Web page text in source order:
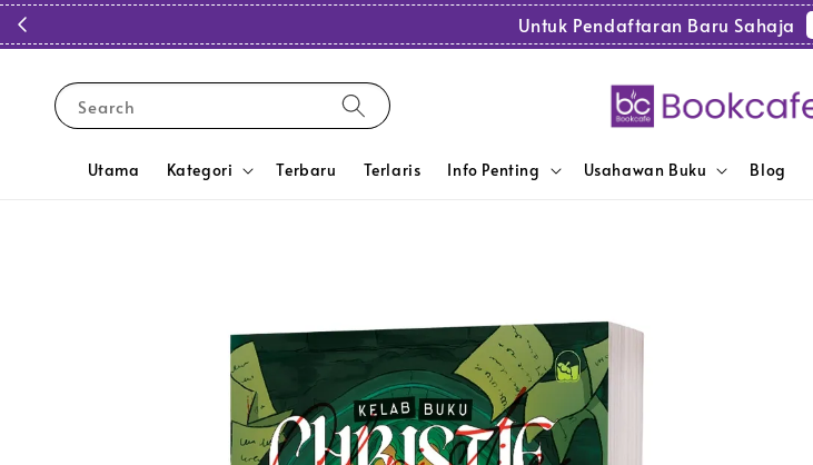
Untuk Pendaftaran Baru Sahaja
Search
Utama Kategori Terbaru Terlaris Info Penting Usahawan Buku Blog